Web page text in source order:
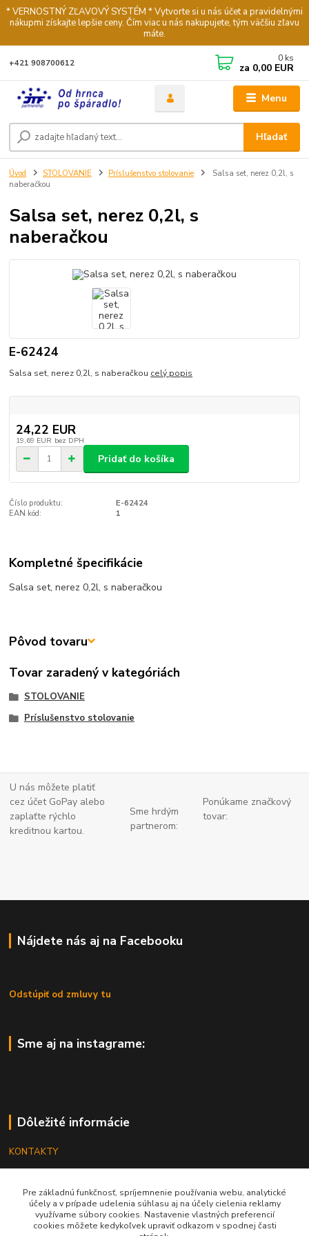
* VERNOSTNÝ ZĽAVOVÝ SYSTÉM * Vytvorte si u nás účet a pravidelnými
nákupmi získajte lepšie ceny. Čím viac u nás nakupujete, tým väčšiu zľavu
máte.
Menu
Hľadať
+421 908700612 0 ks
za 0,00 EUR
Úvod STOLOVANIE Príslušenstvo stolovanie
Salsa set, nerez 0,2l, s
naberačkou
Salsa set, nerez 0,2l, s
naberačkou
E-62424
Salsa set, nerez 0,2l, s naberačkou celý popis
24,22 EUR
19,69 EUR bez DPH
Pridať do košíka
Číslo produktu:
E-62424
EAN kód:
1
Kompletné špecifikácie
Salsa set, nerez 0,2l, s naberačkou
Pôvod tovaru
Tovar zaradený v kategóriách
STOLOVANIE
Príslušenstvo stolovanie
U nás môžete platiť
cez účet GoPay alebo
zaplaťte rýchlo
kreditnou kartou.
Sme hrdým
partnerom:
Ponúkame značkový
tovar:
Nájdete nás aj na Facebooku
Odstúpiť od zmluvy tu
Sme aj na instagrame:
Dôležité informácie
KONTAKTY
REKLAMÁCIE
KATALÓGY
Pre základnú funkčnosť, spríjemnenie používania webu, analytické
účely a v prípade udelenia súhlasu aj na účely cielenia reklamy
využívame súbory cookies. Nastavenie vlastných preferencií
cookies môžete kedykoľvek upraviť odkazom v spodnej časti